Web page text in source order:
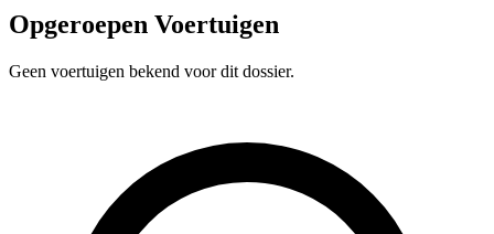
Opgeroepen Voertuigen
Geen voertuigen bekend voor dit dossier.